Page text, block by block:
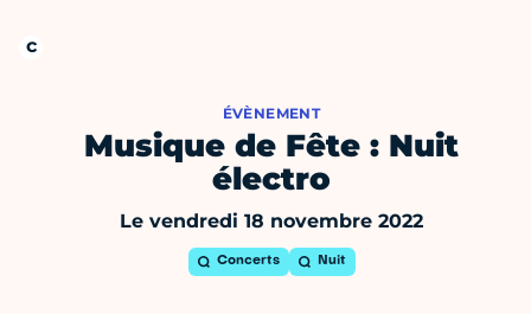
ÉVÈNEMENT
Musique de Fête : Nuit
électro
Le vendredi 18 novembre 2022
Concerts Nuit